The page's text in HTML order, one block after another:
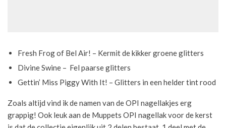
Fresh Frog of Bel Air! – Kermit de kikker groene glitters
Divine Swine – Fel paarse glitters
Gettin’ Miss Piggy With It! – Glitters in een helder tint rood
Zoals altijd vind ik de namen van de OPI nagellakjes erg
grappig! Ook leuk aan de Muppets OPI nagellak voor de kerst